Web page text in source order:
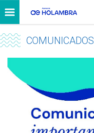
COMUNICADOS